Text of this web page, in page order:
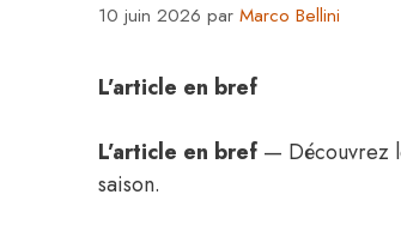
10 juin 2026 par Marco Bellini
L’article en bref
L’article en bref — Découvrez
saison.